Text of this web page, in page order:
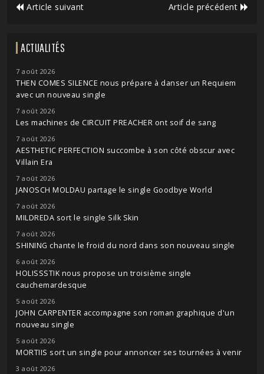
Article suivant Article précédent
ACTUALITÉS
7 août 2026
THEN COMES SILENCE nous prépare à danser un Requiem
avec un nouveau single
7 août 2026
Les machines de CIRCUIT PREACHER ont soif de sang
7 août 2026
AESTHETIC PERFECTION succombe à son côté obscur avec
Villain Era
7 août 2026
JANOSCH MOLDAU partage le single Goodbye World
7 août 2026
MILDREDA sort le single Silk Skin
7 août 2026
SHINING chante le froid du nord dans son nouveau single
6 août 2026
HOLISSSTIK nous propose un troisième single
cauchemardesque
5 août 2026
JOHN CARPENTER accompagne son roman graphique d'un
nouveau single
5 août 2026
MORTIIS sort un single pour annoncer ses tournées à venir
3 août 2026